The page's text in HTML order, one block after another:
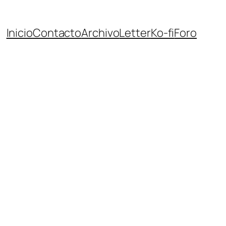
InicioContactoArchivoLetterKo-fiForo